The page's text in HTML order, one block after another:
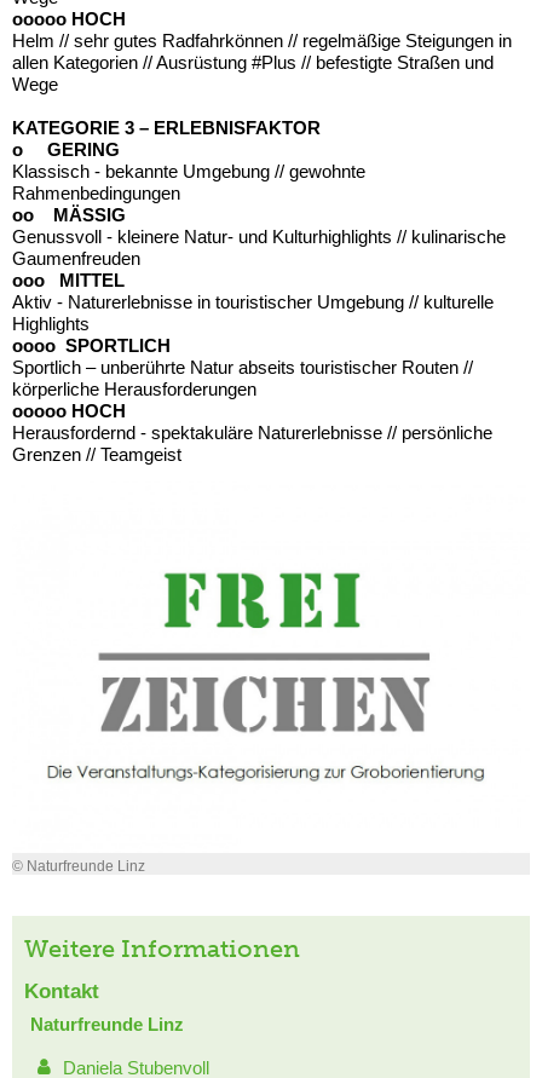
ooooo HOCH
Helm // sehr gutes Radfahrkönnen // regelmäßige Steigungen in
allen Kategorien // Ausrüstung #Plus // befestigte Straßen und
Wege
KATEGORIE 3 – ERLEBNISFAKTOR
o GERING
Klassisch - bekannte Umgebung // gewohnte
Rahmenbedingungen
oo MÄSSIG
Genussvoll - kleinere Natur- und Kulturhighlights // kulinarische
Gaumenfreuden
ooo MITTEL
Aktiv - Naturerlebnisse in touristischer Umgebung // kulturelle
Highlights
oooo SPORTLICH
Sportlich – unberührte Natur abseits touristischer Routen //
körperliche Herausforderungen
ooooo HOCH
Herausfordernd - spektakuläre Naturerlebnisse // persönliche
Grenzen // Teamgeist
© Naturfreunde Linz
Weitere Informationen
Kontakt
Naturfreunde Linz
Daniela Stubenvoll